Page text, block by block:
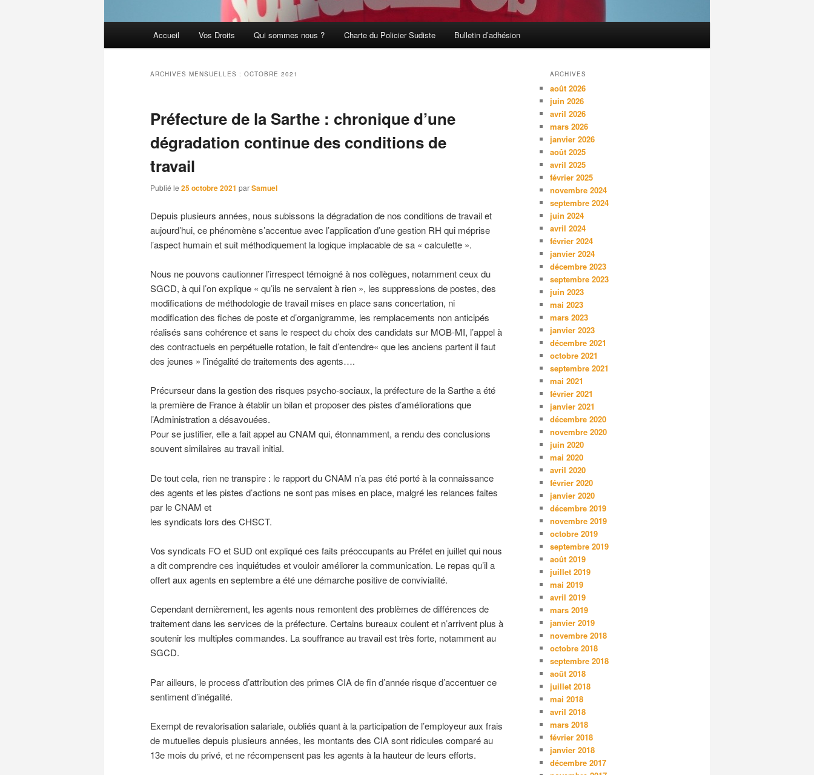
Accueil Vos Droits Qui sommes nous ? Charte du Policier Sudiste Bulletin d’adhésion
ARCHIVES MENSUELLES : OCTOBRE 2021
Préfecture de la Sarthe : chronique d’une
dégradation continue des conditions de
travail
Publié le 25 octobre 2021 parSamuel
Depuis plusieurs années, nous subissons la dégradation de nos conditions de travail et
aujourd’hui, ce phénomène s’accentue avec l’application d’une gestion RH qui méprise
l’aspect humain et suit méthodiquement la logique implacable de sa « calculette ».
Nous ne pouvons cautionner l’irrespect témoigné à nos collègues, notamment ceux du
SGCD, à qui l’on explique « qu’ils ne servaient à rien », les suppressions de postes, des
modifications de méthodologie de travail mises en place sans concertation, ni
modification des fiches de poste et d’organigramme, les remplacements non anticipés
réalisés sans cohérence et sans le respect du choix des candidats sur MOB-MI, l’appel à
des contractuels en perpétuelle rotation, le fait d’entendre« que les anciens partent il faut
des jeunes » l’inégalité de traitements des agents….
Précurseur dans la gestion des risques psycho-sociaux, la préfecture de la Sarthe a été
la première de France à établir un bilan et proposer des pistes d’améliorations que
l’Administration a désavouées.
Pour se justifier, elle a fait appel au CNAM qui, étonnamment, a rendu des conclusions
souvent similaires au travail initial.
De tout cela, rien ne transpire : le rapport du CNAM n’a pas été porté à la connaissance
des agents et les pistes d’actions ne sont pas mises en place, malgré les relances faites
par le CNAM et
les syndicats lors des CHSCT.
Vos syndicats FO et SUD ont expliqué ces faits préoccupants au Préfet en juillet qui nous
a dit comprendre ces inquiétudes et vouloir améliorer la communication. Le repas qu’il a
offert aux agents en septembre a été une démarche positive de convivialité.
Cependant dernièrement, les agents nous remontent des problèmes de différences de
traitement dans les services de la préfecture. Certains bureaux coulent et n’arrivent plus à
soutenir les multiples commandes. La souffrance au travail est très forte, notamment au
SGCD.
Par ailleurs, le process d’attribution des primes CIA de fin d’année risque d’accentuer ce
sentiment d’inégalité.
Exempt de revalorisation salariale, oubliés quant à la participation de l’employeur aux frais
de mutuelles depuis plusieurs années, les montants des CIA sont ridicules comparé au
13e mois du privé, et ne récompensent pas les agents à la hauteur de leurs efforts.
ARCHIVES
août 2026
juin 2026
avril 2026
mars 2026
janvier 2026
août 2025
avril 2025
février 2025
novembre 2024
septembre 2024
juin 2024
avril 2024
février 2024
janvier 2024
décembre 2023
septembre 2023
juin 2023
mai 2023
mars 2023
janvier 2023
décembre 2021
octobre 2021
septembre 2021
mai 2021
février 2021
janvier 2021
décembre 2020
novembre 2020
juin 2020
mai 2020
avril 2020
février 2020
janvier 2020
décembre 2019
novembre 2019
octobre 2019
septembre 2019
août 2019
juillet 2019
mai 2019
avril 2019
mars 2019
janvier 2019
novembre 2018
octobre 2018
septembre 2018
août 2018
juillet 2018
mai 2018
avril 2018
mars 2018
février 2018
janvier 2018
décembre 2017